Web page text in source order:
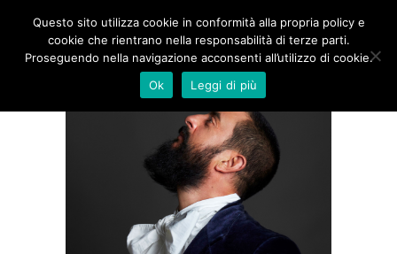
Questo sito utilizza cookie in conformità alla propria policy e
cookie che rientrano nella responsabilità di terze parti.
Proseguendo nella navigazione acconsenti all’utilizzo di cookie.
Ok
Leggi di più